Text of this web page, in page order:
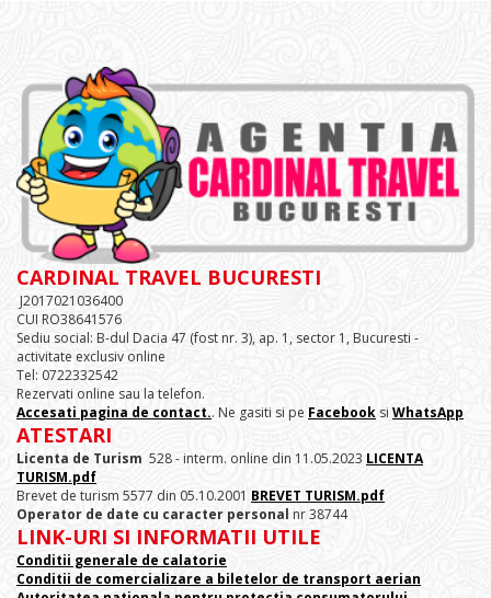
CARDINAL TRAVEL BUCURESTI
J2017021036400
CUI RO38641576
Sediu social: B-dul Dacia 47 (fost nr. 3), ap. 1, sector 1, Bucuresti -
activitate exclusiv online
Tel: 0722332542
Rezervati online sau la telefon.
Accesati pagina de contact.. Ne gasiti si pe Facebook si WhatsApp
ATESTARI
Licenta de Turism 528 - interm. online din 11.05.2023 LICENTA
TURISM.pdf
Brevet de turism 5577 din 05.10.2001 BREVET TURISM.pdf
Operator de date cu caracter personal nr 38744
LINK-URI SI INFORMATII UTILE
Conditii generale de calatorie
Conditii de comercializare a biletelor de transport aerian